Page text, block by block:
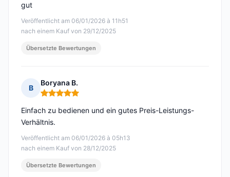
Veröffentlicht am 06/01/2026 à 11h51
nach einem Kauf von 29/12/2025
gut
Übersetzte Bewertungen
B
Boryana B.
Hinweis: 5 von 5
Veröffentlicht am 06/01/2026 à 05h13
nach einem Kauf von 28/12/2025
Einfach zu bedienen und ein gutes Preis-Leistungs-
Verhältnis.
Übersetzte Bewertungen